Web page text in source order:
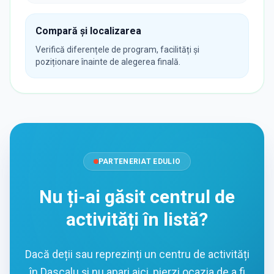
Compară și localizarea
Verifică diferențele de program, facilități și
poziționare înainte de alegerea finală.
PARTENERIAT EDULIO
Nu ți-ai găsit centrul de
activități în listă?
Dacă deții sau reprezinți un centru de activități